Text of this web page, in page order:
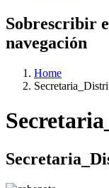
Sobrescribir
navegación
Home